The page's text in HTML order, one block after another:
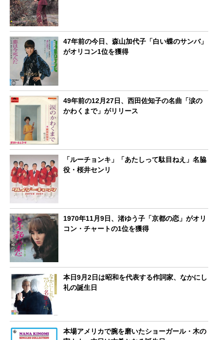
47年前の今日、森山加代子「白い蝶のサンバ」
がオリコン1位を獲得
49年前の12月27日、西田佐知子の名曲「涙の
かわくまで」がリリース
「ルーチョンキ」「あたしって駄目ねえ」名脇
役・桜井センリ
1970年11月9日、渚ゆう子「京都の恋」がオリ
コン・チャートの1位を獲得
本日9月2日は昭和を代表する作詞家、なかにし
礼の誕生日
本場アメリカで腕を磨いたショーガール・木の